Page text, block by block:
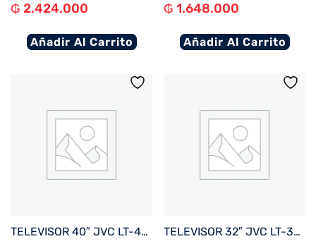
₲ 2.424.000
Añadir Al Carrito
₲ 1.648.000
Añadir Al Carrito
TELEVISOR 40″ JVC LT-40N5165U FHD OPT/ DIG/ BLUETOOTH/ 3 HDMI/ 2 USB/ RED/ WHALE BORDE INF TELEVISOR 32″ JVC LT-32N3165U FHD OPT/ DIG/ BLUETOOTH/ 3 HDMI/ 2 USB/ RED/ WHALE BORDE INF